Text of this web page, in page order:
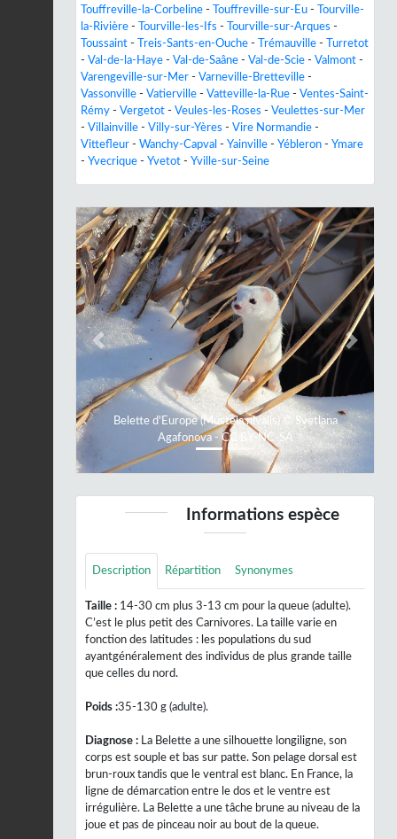
Touffreville-la-Corbeline - Touffreville-sur-Eu -
Tourville-
la-Rivière - Tourville-les-Ifs - Tourville-sur-Arques -
Toussaint - Treis-Sants-en-Ouche - Trémauville -
Turretot
- Val-de-la-Haye - Val-de-Saâne - Val-de-Scie - Valmont -
Varengeville-sur-Mer - Varneville-Bretteville -
Vassonville - Vatierville - Vatteville-la-Rue - Ventes-Saint-
Rémy - Vergetot - Veules-les-Roses - Veulettes-sur-Mer
- Villainville - Villy-sur-Yères - Vire Normandie -
Vittefleur - Wanchy-Capval - Yainville - Yébleron - Ymare
- Yvecrique - Yvetot - Yville-sur-Seine
Belette d'Europe (Mustela nivalis) © Svetlana
Agafonova - CC BY-NC-SA
Previous Next
Informations espèce
Description Répartition Synonymes
Taille : 14-30 cm plus 3-13 cm pour la queue (adulte).
C’est le plus petit des Carnivores. La taille varie en
fonction des latitudes : les populations du sud
ayantgénéralement des individus de plus grande taille
que celles du nord.
Poids :35-130 g (adulte).
Diagnose : La Belette a une silhouette longiligne, son
corps est souple et bas sur patte. Son pelage dorsal est
brun-roux tandis que le ventral est blanc. En France, la
ligne de démarcation entre le dos et le ventre est
irrégulière. La Belette a une tâche brune au niveau de la
joue et pas de pinceau noir au bout de la queue.